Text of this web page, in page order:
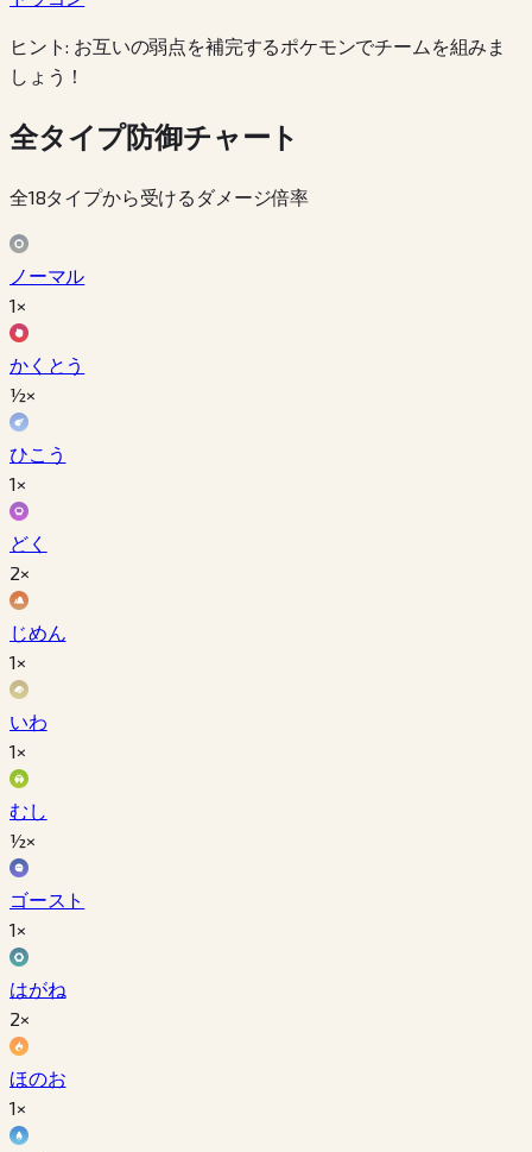
ヒント: お互いの弱点を補完するポケモンでチームを組みま
しょう！
全タイプ防御チャート
全18タイプから受けるダメージ倍率
ノーマル
1×
かくとう
½×
ひこう
1×
どく
2×
じめん
1×
いわ
1×
むし
½×
ゴースト
1×
はがね
2×
ほのお
1×